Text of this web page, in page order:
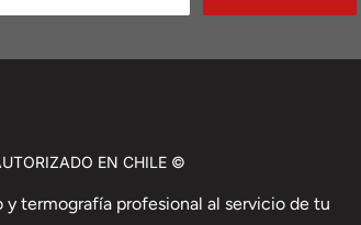
TÉCNICO AUTORIZADO EN CHILE ©
y termografía profesional al servicio de tu